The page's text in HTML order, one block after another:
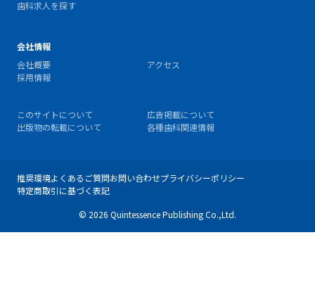
歯科求人を探す
会社情報
会社概要
アクセス
採用情報
このサイトについて
広告掲載について
出版物の転載について
各種歯科関連情報
推奨環境よくあるご質問お問い合わせプライバシーポリシー
特定商取引に基づく表記
© 2026 Quintessence Publishing Co.,Ltd.